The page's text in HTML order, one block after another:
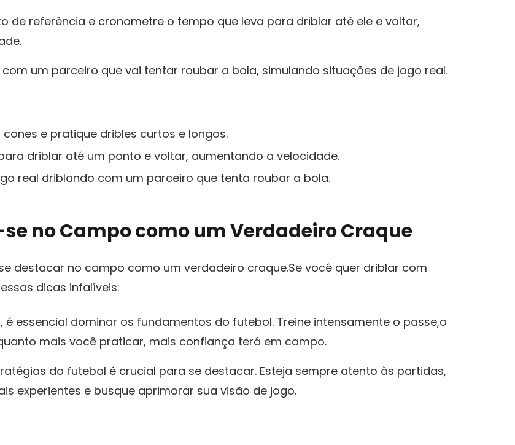
de referência e cronometre o tempo que leva para driblar até ele⁣ e voltar,
um parceiro que vai tentar⁤ roubar a bola, simulando situações de jogo real.
e pratique dribles curtos e⁤ longos.
driblar até um ponto e voltar, aumentando a velocidade.
real ⁢driblando com um parceiro que tenta roubar a ⁢bola.
no Campo como um Verdadeiro Craque
destacar no campo⁤ como um verdadeiro ‍craque.Se⁤ você​ quer driblar com
dicas infalíveis:
‍é essencial dominar os fundamentos do futebol. Treine intensamente o passe,o⁢
mais você praticar, ​mais confiança terá em campo.
do futebol é crucial para se destacar. ⁢Esteja​ sempre atento às partidas,
experientes e busque aprimorar sua visão de jogo.